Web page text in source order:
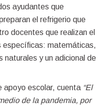
ayudantes que
el refrigerio que
docentes que realizan el
específicas: matemáticas,
naturales y un adicional de
apoyo escolar, cuenta “El
de la pandemia, por